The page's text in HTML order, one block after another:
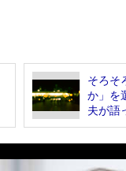
そろそ
か」を
夫が語